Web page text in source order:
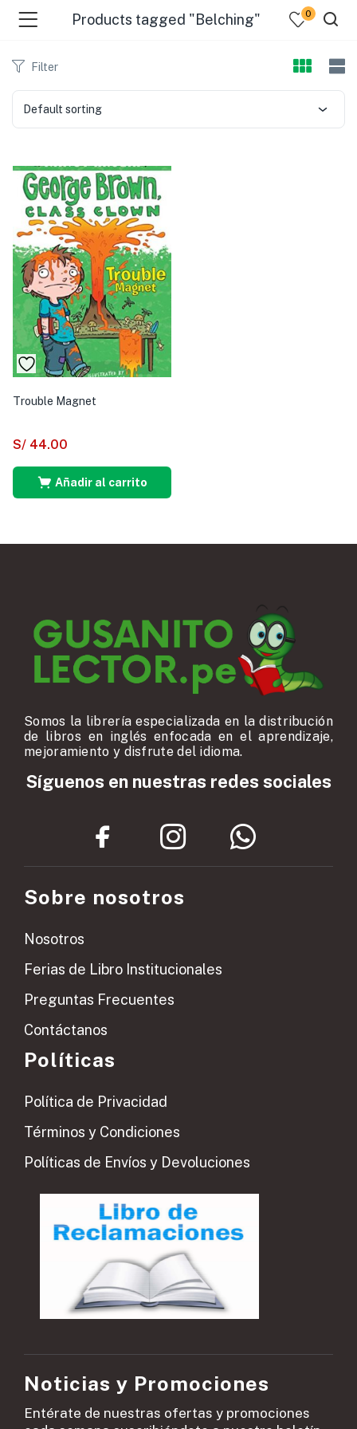
Products tagged "Belching" 0
Filter
Default sorting
Trouble Magnet
S/ 44.00
Añadir al carrito
Somos la librería especializada en la distribución
de libros en inglés enfocada en el aprendizaje,
mejoramiento y disfrute del idioma.
Síguenos en nuestras redes sociales
Sobre nosotros
Nosotros
Ferias de Libro Institucionales
Preguntas Frecuentes
Contáctanos
Políticas
Política de Privacidad
Términos y Condiciones
Políticas de Envíos y Devoluciones
Noticias y Promociones
Entérate de nuestras ofertas y promociones